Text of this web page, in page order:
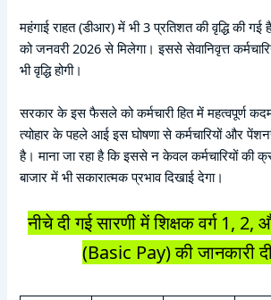
महंगाई राहत (डीआर) में भी 3 प्रतिशत की वृद्धि की
को जनवरी 2026 से मिलेगा। इससे सेवानिवृत्त
भी वृद्धि होगी।
सरकार के इस फैसले को कर्मचारी हित में महत्वपूर्ण कदम
त्योहार के पहले आई इस घोषणा से कर्मचारियों और
है। माना जा रहा है कि इससे न केवल कर्मचारियों की
बाजार में भी सकारात्मक प्रभाव दिखाई देगा।
नीचे दी गई सारणी में शिक्षक वर्ग 1,
(Basic Pay) की जानकारी